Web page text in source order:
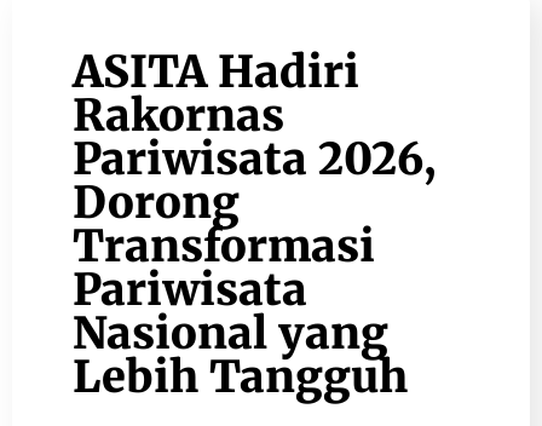
ASITA Hadiri
Rakornas
Pariwisata 2026,
Dorong
Transformasi
Pariwisata
Nasional yang
Lebih Tangguh